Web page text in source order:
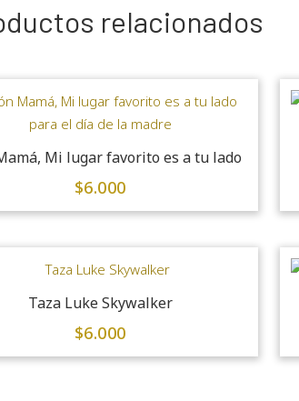
relacionados
Mi lugar favorito es a tu lado
$6.000
Taza Luke Skywalker
$6.000